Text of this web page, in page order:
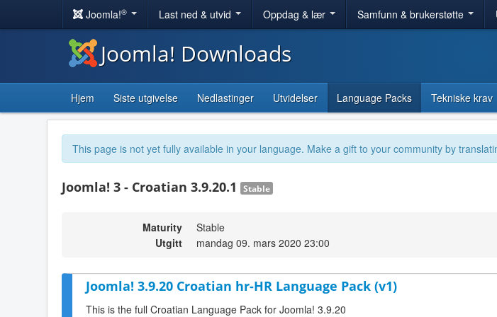
Joomla!® Last ned & utvid Oppdag & lær Samfunn & brukerstøtte
Joomla! Downloads
Hjem Siste utgivelse Nedlastinger Utvidelser Language Packs Tekniske krav
This page is not yet fully available in your language. Make a gift to your community by
Joomla! 3 - Croatian 3.9.20.1 Stable
Maturity
Stable
Utgitt
mandag 09. mars 2020 23:00
Joomla! 3.9.20 Croatian hr-HR Language Pack (v1)
This is the full Croatian Language Pack for Joomla! 3.9.20